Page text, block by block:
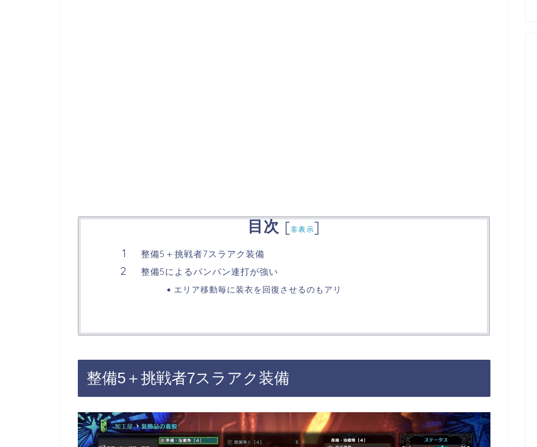
目次 [非表示]
整備5＋挑戦者7スラアク装備
整備5によるパンパン連打が強い
エリア移動毎に装衣を回復させるのもアリ
整備5＋挑戦者7スラアク装備